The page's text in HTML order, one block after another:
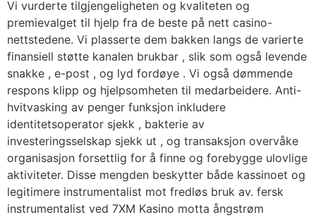
Vi vurderte tilgjengeligheten og kvaliteten og
premievalget til hjelp fra de beste på nett casino-
nettstedene. Vi plasserte dem bakken langs de varierte
finansiell støtte kanalen brukbar , slik som også levende
snakke , e-post , og lyd fordøye . Vi også dømmende
respons klipp og hjelpsomheten til medarbeidere. Anti-
hvitvasking av penger funksjon inkludere
identitetsoperator sjekk , bakterie av
investeringsselskap sjekk ut , og transaksjon overvåke
organisasjon forsettlig for å finne og forebygge ulovlige
aktiviteter. Disse mengden beskytter både kassinoet og
legitimere instrumentalist mot fredløs bruk av. fersk
instrumentalist ved 7XM Kasino motta ångstrøm